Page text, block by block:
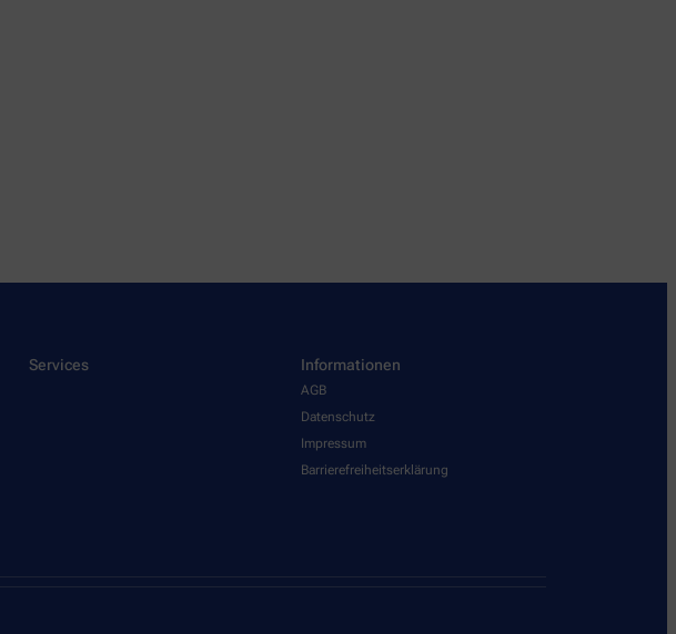
Services Informationen
AGB
Datenschutz
Impressum
Barrierefreiheitserklärung